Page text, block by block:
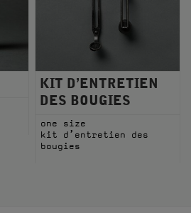
KIT D’ENTRETIEN
DES BOUGIES
one size
kit d’entretien des
bougies